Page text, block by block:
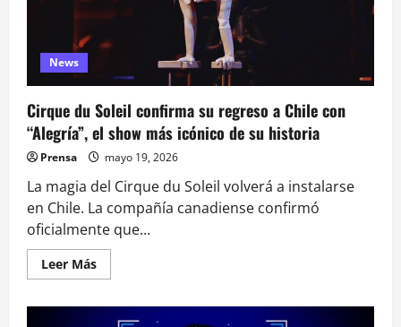
años
de
trayectoria
y
compromiso
con
la
News
Cirque du Soleil confirma su regreso a Chile con
“Alegría”, el show más icónico de su historia
Prensa mayo 19, 2026
La magia del Cirque du Soleil volverá a instalarse
en Chile. La compañía canadiense confirmó
oficialmente que...
Leer MásLeer
más